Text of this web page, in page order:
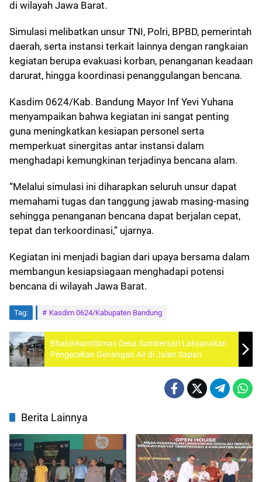
di wilayah Jawa Barat.
Simulasi melibatkan unsur TNI, Polri, BPBD, pemerintah
daerah, serta instansi terkait lainnya dengan rangkaian
kegiatan berupa evakuasi korban, penanganan keadaan
darurat, hingga koordinasi penanggulangan bencana.
Kasdim 0624/Kab. Bandung Mayor Inf Yevi Yuhana
menyampaikan bahwa kegiatan ini sangat penting
guna meningkatkan kesiapan personel serta
memperkuat sinergitas antar instansi dalam
menghadapi kemungkinan terjadinya bencana alam.
“Melalui simulasi ini diharapkan seluruh unsur dapat
memahami tugas dan tanggung jawab masing-masing
sehingga penanganan bencana dapat berjalan cepat,
tepat dan terkoordinasi,” ujarnya.
Kegiatan ini menjadi bagian dari upaya bersama dalam
membangun kesiapsiagaan menghadapi potensi
bencana di wilayah Jawa Barat.
Tag: Kasdim 0624/Kabupaten Bandung
Bhabinkamtibmas Desa Sumbersari Laksanakan
Pengecekan Genangan Air di Jalan Sapan
Berita Lainnya